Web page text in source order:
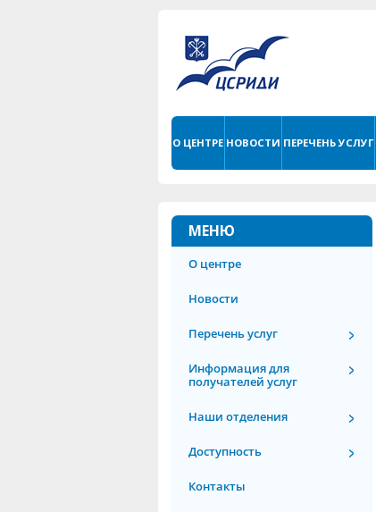
О ЦЕНТРЕ НОВОСТИ ПЕРЕЧЕНЬ УСЛУГ
МЕНЮ
О центре
Новости
Перечень услуг
Информация для
получателей услуг
Наши отделения
Доступность
Контакты